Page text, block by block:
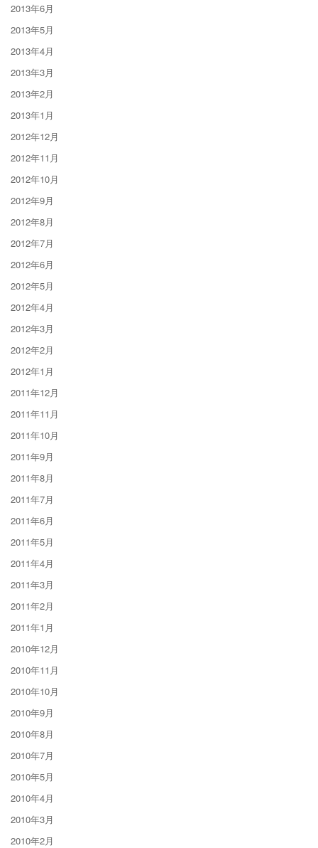
2013年6月
2013年5月
2013年4月
2013年3月
2013年2月
2013年1月
2012年12月
2012年11月
2012年10月
2012年9月
2012年8月
2012年7月
2012年6月
2012年5月
2012年4月
2012年3月
2012年2月
2012年1月
2011年12月
2011年11月
2011年10月
2011年9月
2011年8月
2011年7月
2011年6月
2011年5月
2011年4月
2011年3月
2011年2月
2011年1月
2010年12月
2010年11月
2010年10月
2010年9月
2010年8月
2010年7月
2010年5月
2010年4月
2010年3月
2010年2月